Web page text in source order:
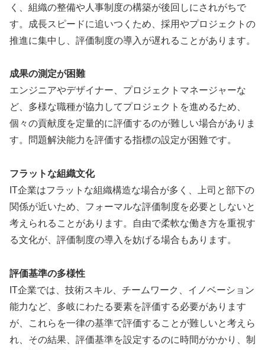
く、組織の整備や人事制度の構築が後回しにされがちで
す。成長スピードに追いつくため、採用やプロジェクトの
推進に集中し、評価制度の導入が遅れることがあります。
成果の測定が困難
エンジニアやデザイナー、プロジェクトマネージャーな
ど、多様な職種が協力してプロジェクトを進めるため、
個々の貢献度を定量的に評価するのが難しい場合がありま
す。問題解決能力を評価する指標の設定が困難です。
フラットな組織文化
IT企業はフラットな組織構造な場合が多く、上司と部下の
関係が近いため、フォーマルな評価制度を必要としないと
考えられることがあります。自由で柔軟な働き方を重視す
る文化が、評価制度の導入を妨げる場合もあります。
評価基準の多様性
IT企業では、技術スキル、チームワーク、イノベーション
能力など、多岐にわたる要素を評価する必要があります
が、これらを一律の基準で評価することが難しいと考えら
れ、その結果、評価基準を設定するのに時間がかかり、制